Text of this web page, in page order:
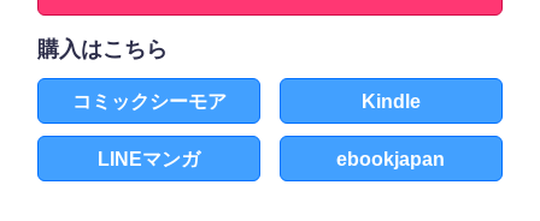
購入はこちら
コミックシーモア Kindle
LINEマンガ ebookjapan